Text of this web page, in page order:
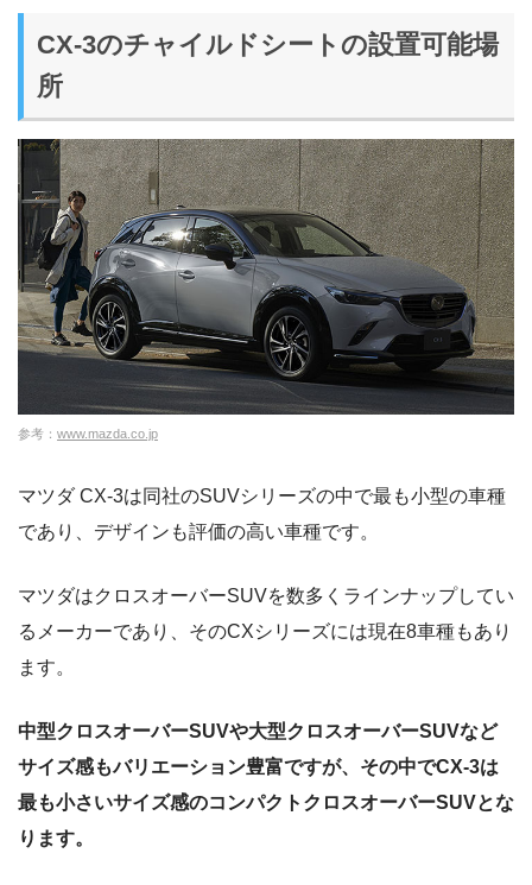
CX-3のチャイルドシートの設置可能場
所
参考： www.mazda.co.jp
マツダ CX-3は同社のSUVシリーズの中で最も小型の車種
であり、デザインも評価の高い車種です。
マツダはクロスオーバーSUVを数多くラインナップしてい
るメーカーであり、そのCXシリーズには現在8車種もあり
ます。
中型クロスオーバーSUVや大型クロスオーバーSUVなど
サイズ感もバリエーション豊富ですが、その中でCX-3は
最も小さいサイズ感のコンパクトクロスオーバーSUVとな
ります。